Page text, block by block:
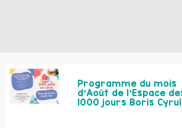
Programme du mois
d’Août de l’Espace
1000 jours Boris